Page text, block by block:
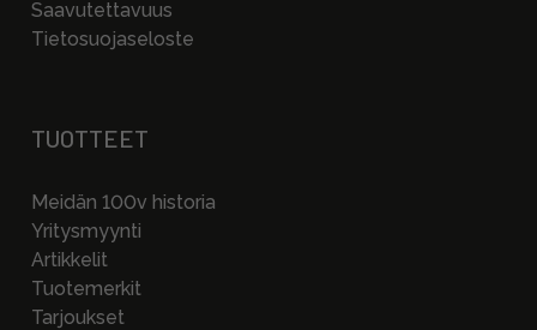
Saavutettavuus
Tietosuojaseloste
TUOTTEET
Meidän 100v historia
Yritysmyynti
Artikkelit
Tuotemerkit
Tarjoukset